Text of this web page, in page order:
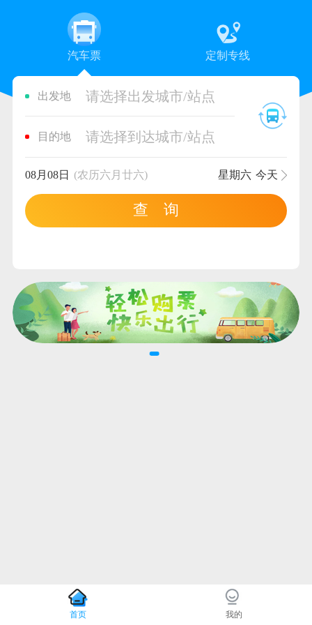
汽车票 定制专线
出发地 请选择出发城市/站点
目的地 请选择到达城市/站点
08月08日 (农历六月廿六) 星期六 今天
查 询
首页 我的